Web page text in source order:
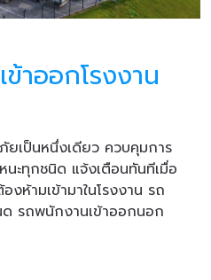
าออกโรงงาน
ยเป็นหนึ่งเดียว ควบคุมการ
ะทุกชนิด แจ้งเตือนทันทีเมื่อ
ห้ามเข้ามาในโรงงาน รถ
รถพนักงานเข้าออกนอก